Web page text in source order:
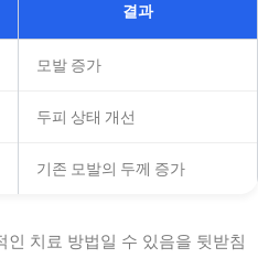
결과
모발 증가
두피 상태 개선
기존 모발의 두께 증가
치료 방법일 수 있음을 뒷받침